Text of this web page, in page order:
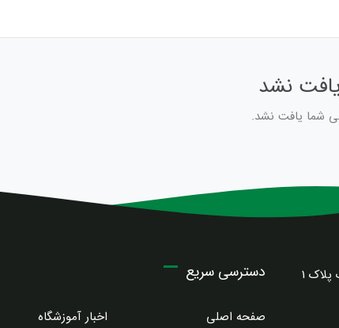
نشد
شما یافت نشد.
میرداماد، میدان مادر، خیابان سنجابی، کوچه یک پلاک 1
دسترسی سریع
صفحه اصلی اخبار آموزشگاه